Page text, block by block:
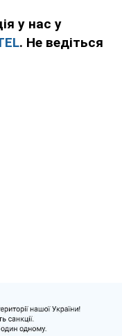
у нас у
. Не ведіться